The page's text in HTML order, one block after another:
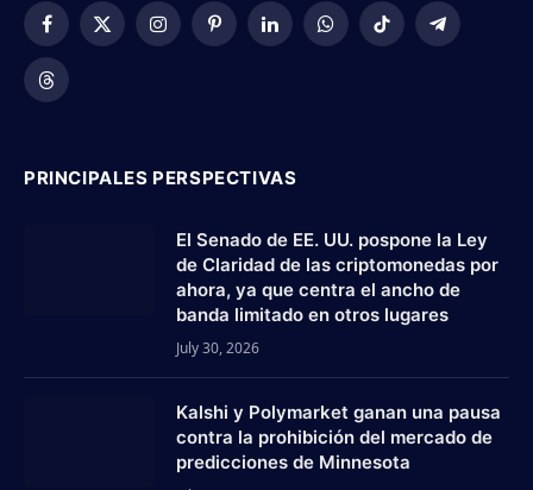
Facebook
X
InstagramPinterestLinkedInWhatsApp
TikTok Telegram
Threads
PRINCIPALES PERSPECTIVAS
El Senado de EE. UU. pospone la Ley
de Claridad de las criptomonedas por
ahora, ya que centra el ancho de
banda limitado en otros lugares
July 30, 2026
Kalshi y Polymarket ganan una pausa
contra la prohibición del mercado de
predicciones de Minnesota